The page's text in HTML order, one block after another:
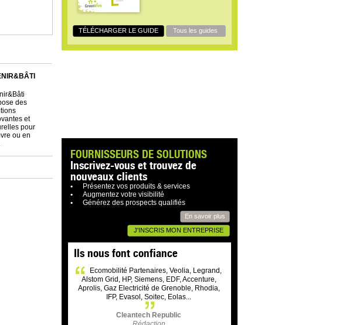
des
et
pour
ou en
TÉLÉCHARGER LE GUIDE Tous les guides
FOURNISSEURS DE SOLUTIONS
Inscrivez-vous et trouvez de
nouveaux clients
Présentez vos produits & services
Augmentez votre visibilité
Générez des prospects qualifiés
En savoir plus
J'INSCRIS MON ENTREPRISE
Ils nous font confiance
Ecomobilité Partenaires, Veolia, Legrand,
Alstom Grid, HP, Siemens, EDF, Accenture,
Aprolis, Gaz Electricité de Grenoble, Rhodia,
IFP, Evasol, Soitec, Eolas...
Cleantech Republic